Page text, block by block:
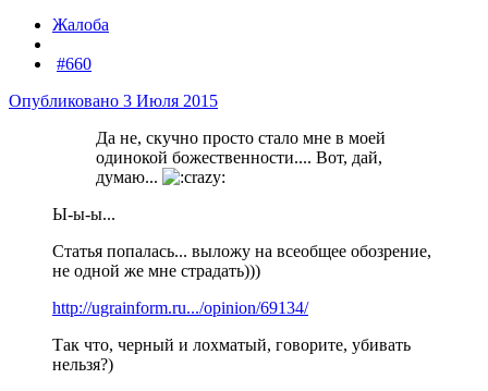
Жалоба
#660
Опубликовано 3 Июля 2015
Да не, скучно просто стало мне в моей
одинокой божественности.... Вот, дай,
думаю...
Ы-ы-ы...
Статья попалась... выложу на всеобщее обозрение,
не одной же мне страдать)))
http://ugrainform.ru.../opinion/69134/
Так что, черный и лохматый, говорите, убивать
нельзя?)